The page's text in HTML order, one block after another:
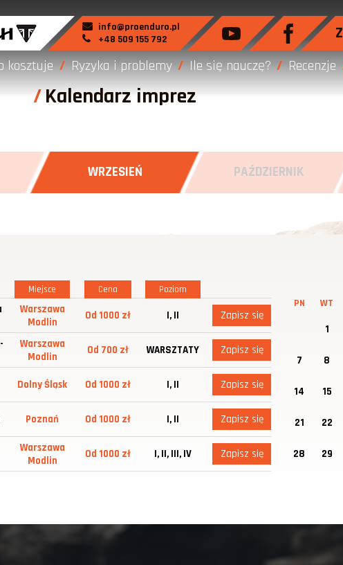
info@proenduro.pl
+48 509 155 792
kosztuje Ryzyka i problemy Ile się nauczę? Recenzje
Kalendarz imprez
WRZESIEŃ PAŹDZIERNIK
Miejsce Cena Poziom
Warszawa
Modlin
Od 1000 zł I, II Zapisz się
Warszawa
Modlin
Od 700 zł WARSZTATY Zapisz się
Dolny Śląsk Od 1000 zł I, II Zapisz się
Poznań Od 1000 zł I, II Zapisz się
Warszawa
Modlin
Od 1000 zł I, II, III, IV Zapisz się
PN WT
1
7 8
14 15
21 22
28 29